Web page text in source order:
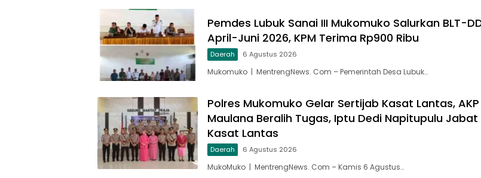
Pemdes Lubuk Sanai III Mukomuko Salurkan BLT-
April-Juni 2026, KPM Terima Rp900 Ribu
Daerah 6 Agustus 2026
Mukomuko | MentrengNews. Com – Pemerintah Desa Lubuk…
Polres Mukomuko Gelar Sertijab Kasat Lantas, AKP
Maulana Beralih Tugas, Iptu Dedi Napitupulu Jabat
Kasat Lantas
Daerah 6 Agustus 2026
MukoMuko | MentrengNews. Com – Kamis 6 Agustus…